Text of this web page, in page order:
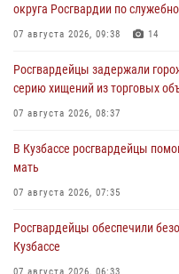
округа Росгвардии по
07 августа 2026, 09:38 14
Росгвардейцы задержали
серию хищений из торговых
07 августа 2026, 08:37
В Кузбассе росгвардейцы
мать
07 августа 2026, 07:35
Росгвардейцы обеспечили
Кузбассе
07 августа 2026, 06:33